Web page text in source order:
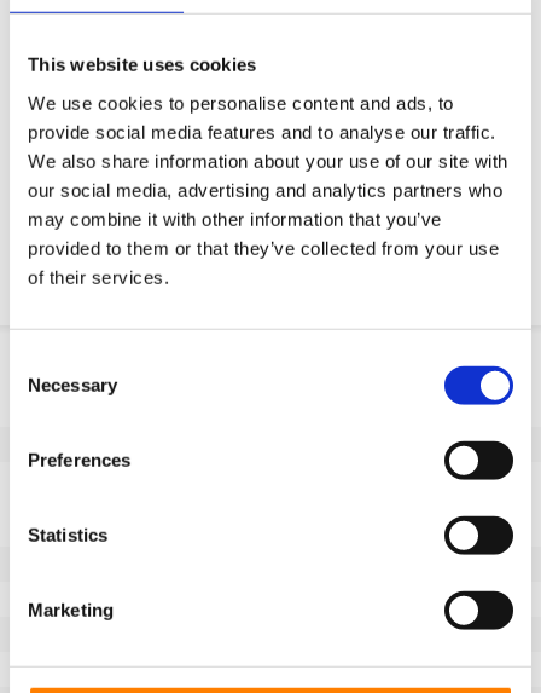
This website uses cookies
We use cookies to personalise content and ads, to
provide social media features and to analyse our traffic.
We also share information about your use of our site with
our social media, advertising and analytics partners who
may combine it with other information that you’ve
provided to them or that they’ve collected from your use
of their services.
Selection
Necessary
Preferences
Statistics
Marketing
Usługi inżynieryjne
pośpiechu). Potrzebujesz go szybciej? Daj nam znać!
Żądanie części OE
Download PDF
Odpornosc chemiczna
Niebrudzący bieżnik
Szerokość koła (mm)
Typ łożyska
Wpust zgodny z DIN 6885 JS9